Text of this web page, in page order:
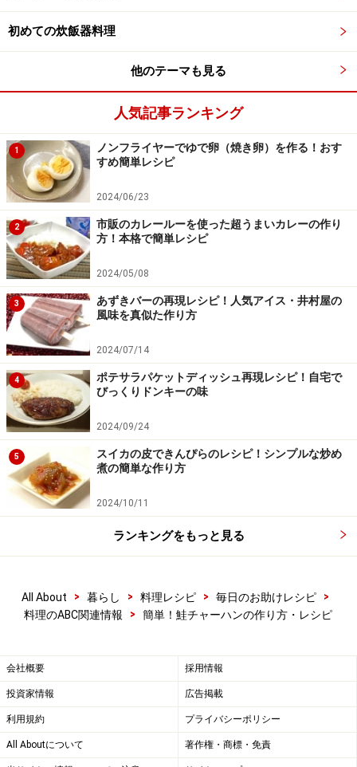
初めての炊飯器料理
他のテーマも見る
人気記事ランキング
1
ノンフライヤーでゆで卵（焼き卵）を作る！おす
すめ簡単レシピ
2024/06/23
2
市販のカレールーを使った超うまいカレーの作り
方！本格で簡単レシピ
2024/05/08
3
あずきバーの再現レシピ！人気アイス・井村屋の
風味を真似た作り方
2024/07/14
4
ポテサラパケットディッシュ再現レシピ！自宅で
びっくりドンキーの味
2024/09/24
5
スイカの皮できんぴらのレシピ！シンプルな炒め
煮の簡単な作り方
2024/10/11
ランキングをもっと見る
All About > 暮らし > 料理レシピ > 毎日のお助けレシピ
>
料理のABC関連情報
> 簡単！鮭チャーハンの作り方・レシピ
会社概要 採用情報
投資家情報 広告掲載
利用規約 プライバシーポリシー
All Aboutについて 著作権・商標・免責